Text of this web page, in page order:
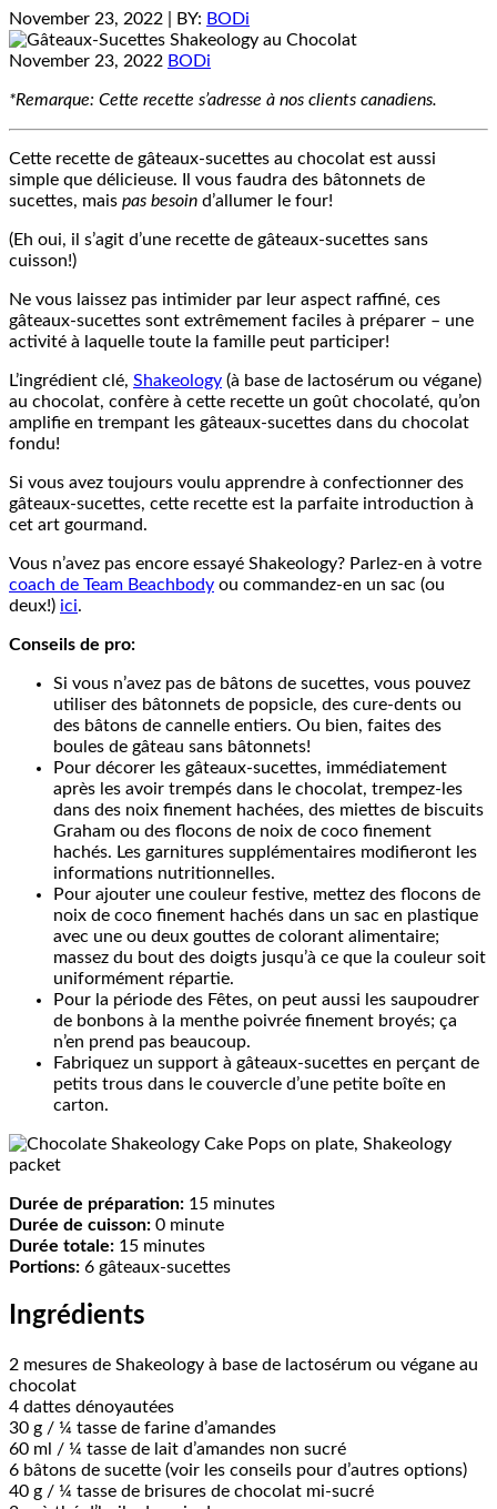
November 23, 2022 | BY: BODi
November 23, 2022 BODi
*Remarque: Cette recette s’adresse à nos clients canadiens.
Cette recette de gâteaux-sucettes au chocolat est aussi
simple que délicieuse. Il vous faudra des bâtonnets de
sucettes, mais pas besoin d’allumer le four!
(Eh oui, il s’agit d’une recette de gâteaux-sucettes sans
cuisson!)
Ne vous laissez pas intimider par leur aspect raffiné, ces
gâteaux-sucettes sont extrêmement faciles à préparer – une
activité à laquelle toute la famille peut participer!
L’ingrédient clé, Shakeology (à base de lactosérum ou végane)
au chocolat, confère à cette recette un goût chocolaté, qu’on
amplifie en trempant les gâteaux-sucettes dans du chocolat
fondu!
Si vous avez toujours voulu apprendre à confectionner des
gâteaux-sucettes, cette recette est la parfaite introduction à
cet art gourmand.
Vous n’avez pas encore essayé Shakeology? Parlez-en à votre
coach de Team Beachbody ou commandez-en un sac (ou
deux!) ici.
Conseils de pro:
Si vous n’avez pas de bâtons de sucettes, vous pouvez
utiliser des bâtonnets de popsicle, des cure-dents ou
des bâtons de cannelle entiers. Ou bien, faites des
boules de gâteau sans bâtonnets!
Pour décorer les gâteaux-sucettes, immédiatement
après les avoir trempés dans le chocolat, trempez-les
dans des noix finement hachées, des miettes de biscuits
Graham ou des flocons de noix de coco finement
hachés. Les garnitures supplémentaires modifieront les
informations nutritionnelles.
Pour ajouter une couleur festive, mettez des flocons de
noix de coco finement hachés dans un sac en plastique
avec une ou deux gouttes de colorant alimentaire;
massez du bout des doigts jusqu’à ce que la couleur soit
uniformément répartie.
Pour la période des Fêtes, on peut aussi les saupoudrer
de bonbons à la menthe poivrée finement broyés; ça
n’en prend pas beaucoup.
Fabriquez un support à gâteaux-sucettes en perçant de
petits trous dans le couvercle d’une petite boîte en
carton.
Durée de préparation: 15 minutes
Durée de cuisson: 0 minute
Durée totale: 15 minutes
Portions: 6 gâteaux-sucettes
Ingrédients
2 mesures de Shakeology à base de lactosérum ou végane au
chocolat
4 dattes dénoyautées
30 g / ¼ tasse de farine d’amandes
60 ml / ¼ tasse de lait d’amandes non sucré
6 bâtons de sucette (voir les conseils pour d’autres options)
40 g / ¼ tasse de brisures de chocolat mi-sucré